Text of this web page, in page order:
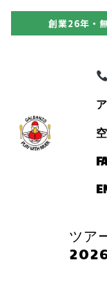
創業26年・
アクティビティ
料金
ツア